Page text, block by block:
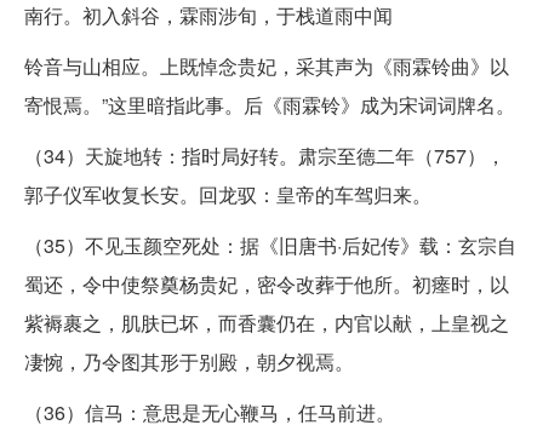
南行。初入斜谷，霖雨涉旬，于栈道雨中闻
铃音与山相应。上既悼念贵妃，采其声为《雨霖铃曲》以
寄恨焉。”这里暗指此事。后《雨霖铃》成为宋词词牌名。
（34）天旋地转：指时局好转。肃宗至德二年（757），
郭子仪军收复长安。回龙驭：皇帝的车驾归来。
（35）不见玉颜空死处：据《旧唐书·后妃传》载：玄宗自
蜀还，令中使祭奠杨贵妃，密令改葬于他所。初瘗时，以
紫褥裹之，肌肤已坏，而香囊仍在，内官以献，上皇视之
凄惋，乃令图其形于别殿，朝夕视焉。
（36）信马：意思是无心鞭马，任马前进。